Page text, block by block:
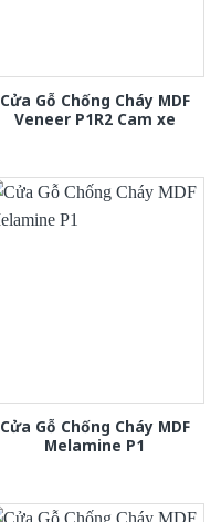
Cửa Gỗ Chống Cháy MDF
Veneer P1R2 Cam xe
Cửa Gỗ Chống Cháy MDF
Melamine P1